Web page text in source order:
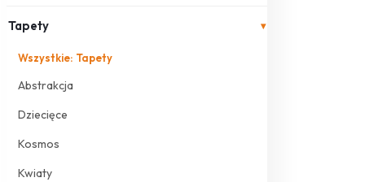
Tapety ▾
Wszystkie: Tapety
Abstrakcja
Dziecięce
Kosmos
Kwiaty